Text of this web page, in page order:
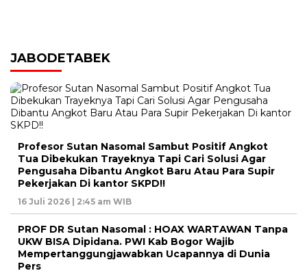
JABODETABEK
Profesor Sutan Nasomal Sambut Positif Angkot
Tua Dibekukan Trayeknya Tapi Cari Solusi Agar
Pengusaha Dibantu Angkot Baru Atau Para Supir
Pekerjakan Di kantor SKPD!!
16 Juli 2026 | 2:45 am WIB
PROF DR Sutan Nasomal : HOAX WARTAWAN Tanpa
UKW BISA Dipidana. PWI Kab Bogor Wajib
Mempertanggungjawabkan Ucapannya di Dunia
Pers